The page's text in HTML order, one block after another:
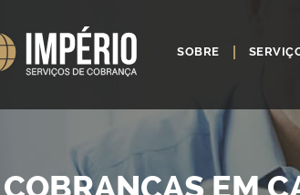
SOBRE
COBRANÇAS EM